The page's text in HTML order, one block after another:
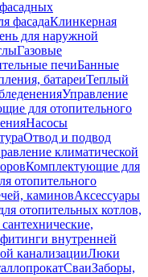
фасадаКлинкерная
для наружной
Газовые
печиБанные
батареиТеплый
Управление
для отопительного
Насосы
Отвод и подвод
климатической
Комплектующие для
отопительного
каминовАксессуары
отопительных котлов,
внутренней
канализацииЛюки
СваиЗаборы,